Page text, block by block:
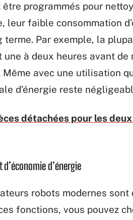
programmés pour
leur faible consommation
Par exemple, la
à deux heures avant
avec une utilisation
d’énergie reste
détachées pour les
d’énergie
robots modernes sont
fonctions, vous pouvez